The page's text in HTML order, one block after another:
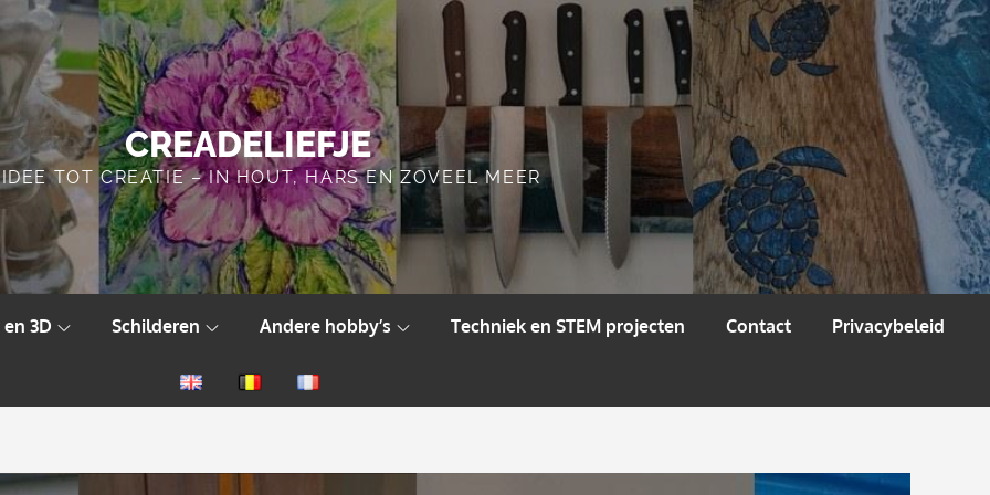
CREADELIEFJE
TOT CREATIE – IN HOUT, HARS EN ZOVEEL MEER
en 3D Schilderen Andere hobby’s Techniek en STEM projecten Contact Privacybeleid
EnglishNederlandsFrançais